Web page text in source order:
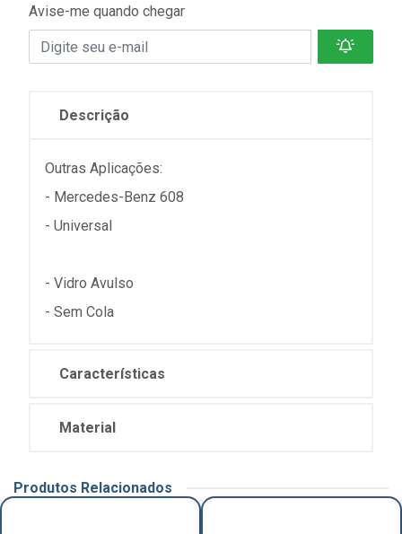
Avise-me quando chegar
Descrição
Outras Aplicações:
- Mercedes-Benz 608
- Universal
- Vidro Avulso
- Sem Cola
Características
Material
Produtos Relacionados